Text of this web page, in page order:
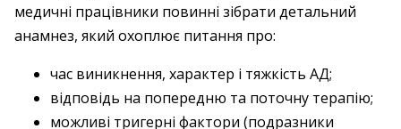
медичні працівники повинні зібрати детальний
анамнез, який охоплює питання про:
час виникнення, характер і тяжкість АД;
відповідь на попередню та поточну терапію;
можливі тригерні фактори (подразники